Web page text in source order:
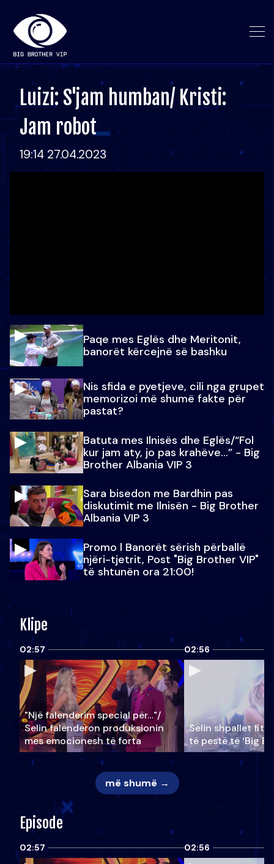
Luizi: S'jam humban/ Kristi:
Jam robot
19:14 27.04.2023
Paqe mes Eglës dhe Meritonit,
banorët kërcejnë së bashku
Nis sfida e pyetjeve, cili nga grupet
memorizoi më shumë fakte për
pastat?
Batuta mes Ilnisës dhe Eglës/“Fol
kur jam aty, jo pas krahëve…” - Big
Brother Albania VIP 3
Sara bisedon me Bardhin pas
diskutimit me Ilnisën - Big Brother
Albania VIP 3
Promo l Banorët sërish përballë
njëri-tjetrit, Post "Big Brother VIP"
të shtunën ora 21:00!
Klipe
02:57
"Një falenderim special për…"/
Selin falënderon produksionin
mes emocionesh të forta
02:56
Selin shpallet
të pestë të ‘Big
më shumë →
Episode
02:57 02:56